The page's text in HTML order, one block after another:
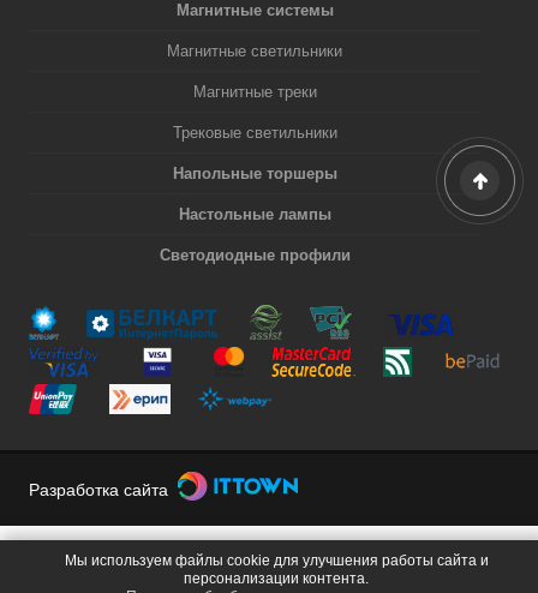
Магнитные системы
Магнитные светильники
Магнитные треки
Трековые светильники
Напольные торшеры
Настольные лампы
Светодиодные профили
Разработка сайта
Мы используем файлы cookie для улучшения работы сайта и
персонализации контента.